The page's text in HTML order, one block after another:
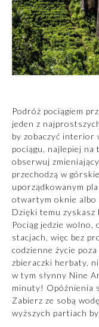
Podróż pociągiem
jeden z
by zobaczyć interior
pociągu, najlepiej na
obserwuj
przechodzą w
uporządkowanym
otwartym oknie albo
Dzięki temu zyskasz
Pociąg jedzie wolno,
stacjach, więc bez
codzienne życie
zbieraczki herbaty,
w tym słynny Nine
minuty! Opóźnienia
Zabierz ze sobą
wyższych partiach